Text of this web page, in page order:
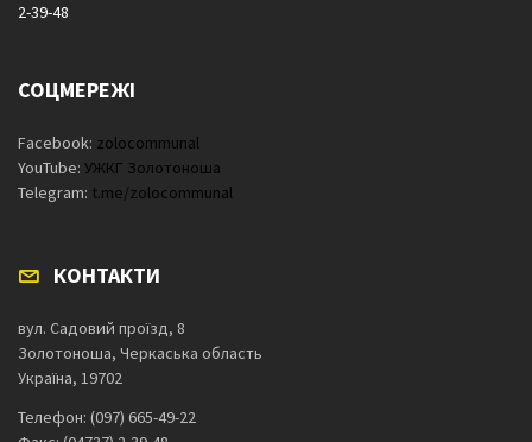
2-39-48
СОЦМЕРЕЖІ
Facebook: zolocommunal
YouTube: УЖКГ Золотоноша
Telegram: t.me/zolocommunal
КОНТАКТИ
вул. Садовий проїзд, 8
Золотоноша, Черкаська область
Україна, 19702
Телефон: (097) 665-49-22